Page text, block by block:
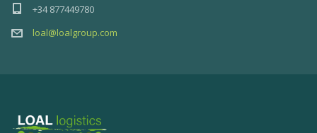
+34 877449780
loal@loalgroup.com